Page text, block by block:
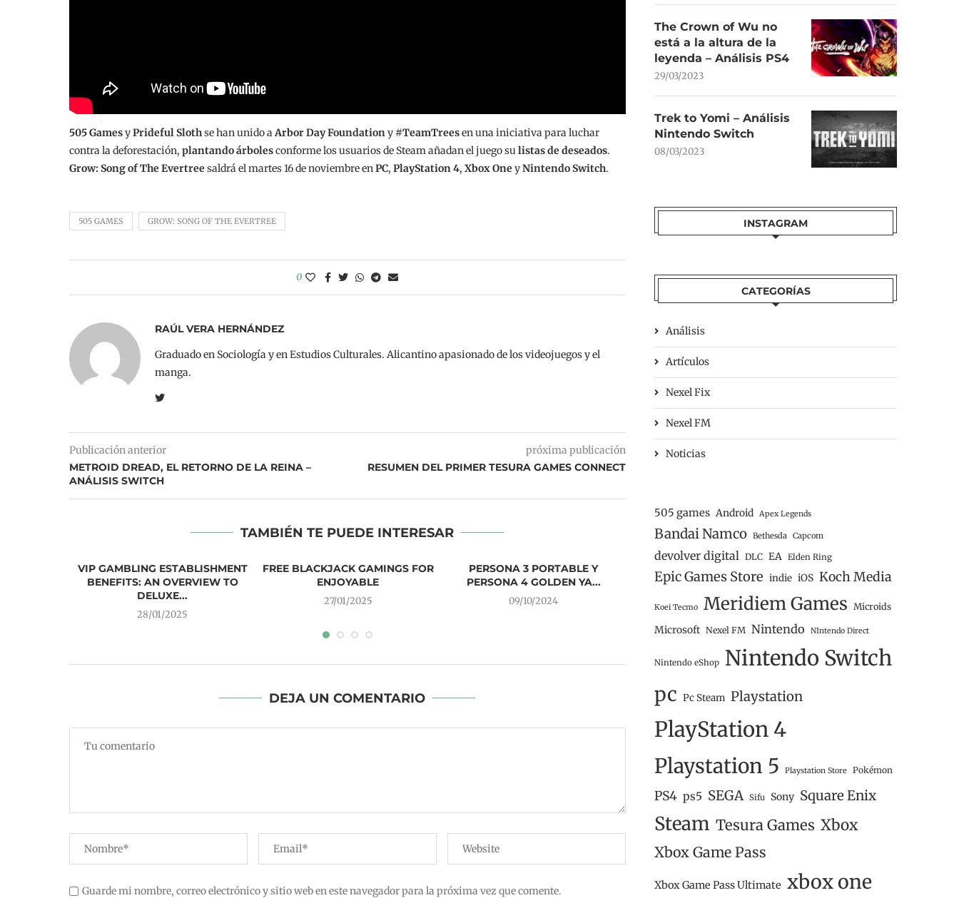
505 GamesyPrideful Slothse han unido aArbor Day Foundationy #TeamTreesen una iniciativa para luchar
contra la deforestación, plantando árbolesconforme los usuarios de Steam añadan el juego sulistas de deseados.
Grow: Song of The Evertree saldrá el martes 16 de noviembre enPC, PlayStation 4, Xbox One yNintendo Switch.
505 GAMES GROW: SONG OF THE EVERTREE
0
RAÚL VERA HERNÁNDEZ
Graduado en Sociología y en Estudios Culturales. Alicantino apasionado de los videojuegos y el
manga.
Publicación anterior
METROID DREAD, EL RETORNO DE LA REINA –
ANÁLISIS SWITCH
próxima publicación
RESUMEN DEL PRIMER TESURA GAMES CONNECT
TAMBIÉN TE PUEDE INTERESAR
VIP GAMBLING ESTABLISHMENT
BENEFITS: AN OVERVIEW TO
DELUXE...
28/01/2025
FREE BLACKJACK GAMINGS FOR
ENJOYABLE
27/01/2025
PERSONA 3 PORTABLE Y
PERSONA 4 GOLDEN YA...
09/10/2024
THE CROWN OF WU NO ESTÁ A
29/03/2023
DEJA UN COMENTARIO
Guarde mi nombre, correo electrónico y sitio web en este navegador para la próxima vez que comente.
The Crown of Wu no
está a la altura de la
leyenda – Análisis PS4
29/03/2023
Trek to Yomi – Análisis
Nintendo Switch
08/03/2023
INSTAGRAM
CATEGORÍAS
Análisis
Artículos
Nexel Fix
Nexel FM
Noticias
505 games Android Apex Legends
Bandai Namco Bethesda Capcom
devolver digital DLC EA Elden Ring
Epic Games Store indie iOS Koch Media
Koei Tecmo Meridiem Games Microids
Microsoft Nexel FM Nintendo NIntendo Direct
Nintendo eShop Nintendo Switch
pc Pc Steam Playstation
PlayStation 4
Playstation 5 Playstation Store Pokémon
PS4 ps5 SEGA Sifu Sony Square Enix
Steam Tesura Games Xbox
Xbox Game Pass
Xbox Game Pass Ultimate xbox one